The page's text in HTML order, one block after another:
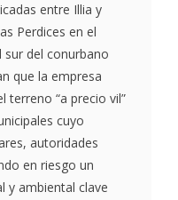
entre Illia y
Perdices en el
del conurbano
que la empresa
terreno “a precio vil”
cuyo
autoridades
en riesgo un
y ambiental clave